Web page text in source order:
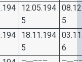
12.05.194
5
0
5
18.11.194
5
0
6